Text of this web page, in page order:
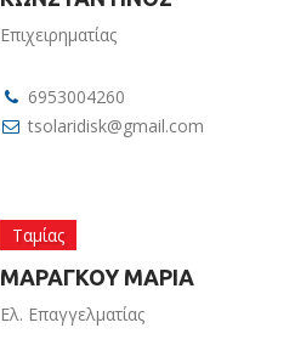
Επιχειρηματίας
6953004260
tsolaridisk@gmail.com
Ταμίας
ΜΑΡΑΓΚΟΥ ΜΑΡΙΑ
Ελ. Επαγγελματίας